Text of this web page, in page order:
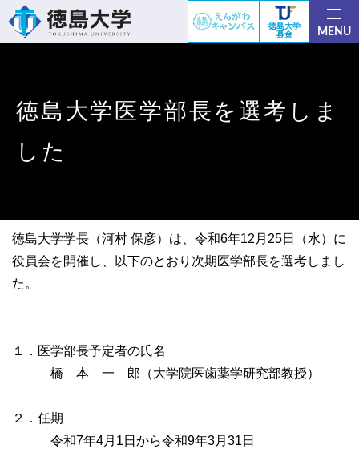
徳島大学
募金
MENU
徳島大学医学部長を選考しま
した
徳島大学学長（河村 保彦）は、令和6年12月25日（水）に
役員会を開催し、以下のとおり次期医学部長を選考しまし
た。
１．医学部長予定者の氏名
橋 本 一 郎（大学院医歯薬学研究部教授）
２．任期
令和7年4月1日から令和9年3月31日